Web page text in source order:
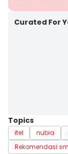
Curated For
Topics
itel nubia
Rekomendasi